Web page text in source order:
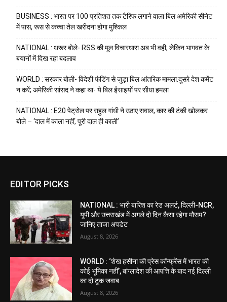
BUSINESS : भारत पर 100 प्रतिशत तक टैरिफ लगाने वाला बिल अमेरिकी सीनेट
में पास, रूस से कच्चा तेल खरीदना होगा मुश्किल
NATIONAL : थरूर बोले- RSS की मूल विचारधारा अब भी वही, लेकिन भागवत के
बयानों में दिख रहा बदलाव
WORLD : सरकार बोली- विदेशी फंडिंग से जुड़ा बिल आंतरिक मामला:दूसरे देश कमेंट
न करें; अमेरिकी सांसद ने कहा था- ये बिल ईसाइयों पर सीधा हमला
NATIONAL : E20 पेट्रोल पर राहुल गांधी ने उठाए सवाल, कार की टंकी खोलकर
बोले – ‘दाल में काला नहीं, पूरी दाल ही काली’
EDITOR PICKS
NATIONAL : भारी बारिश का रेड अलर्ट, दिल्ली-NCR,
यूपी और उत्तराखंड में अगले दो दिन कैसा रहेगा मौसम?
जानिए ताजा अपडेट
August 8, 2026
WORLD : ‘शेख हसीना की प्रेस कॉन्फ्रेंस में भारत की
कोई भूमिका नहीं’, बांग्लादेश की आपत्ति के बाद नई दिल्ली
का दो टूक जवाब
August 8, 2026